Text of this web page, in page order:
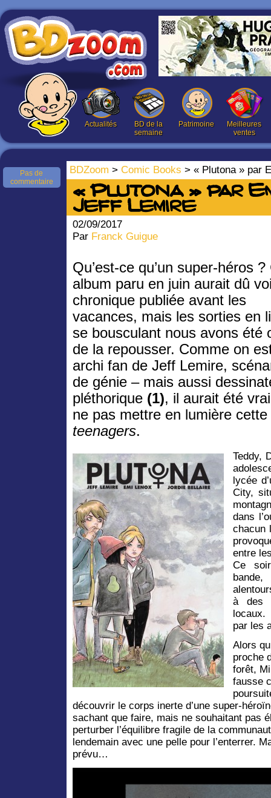
Actualités
BD de la
semaine
Patrimoine
Meilleures
ventes
BDZoom > Comic Books > « Plutona » par
Pas de
commentaire
« Plutona » par
Jeff Lemire
02/09/2017
Par Franck Guigue
Qu’est-ce qu’un super-héros ?
album paru en juin aurait dû
chronique publiée avant les
vacances, mais les sorties en
se bousculant nous avons été
de la repousser. Comme on
archi fan de Jeff Lemire,
de génie – mais aussi
pléthorique (1), il aurait été
ne pas mettre en lumière
teenagers.
Teddy,
lycée
City,
dans
chacun
entre
Ce
à des
locaux.
par les
Alors
proche
forêt,
fausse
découvrir le corps inerte d’une super-
sachant que faire, mais ne souhaitant pas
perturber l’équilibre fragile de la
lendemain avec une pelle pour l’enterrer.
prévu…